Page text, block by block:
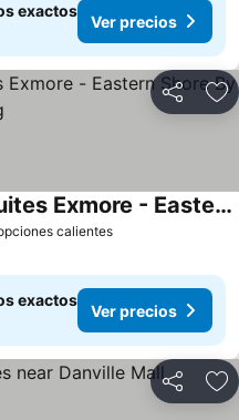
exactos
Ver precios
Compartir
calientes
Holiday Inn Express & Suites Exmore - Eastern Shore By Ihg
exactos
Ver precios
Compartir